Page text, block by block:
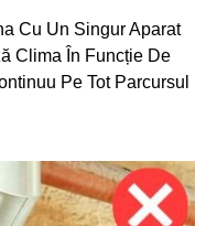
Cu Un Singur Aparat
Clima În Funcție De
Pe Tot Parcursul